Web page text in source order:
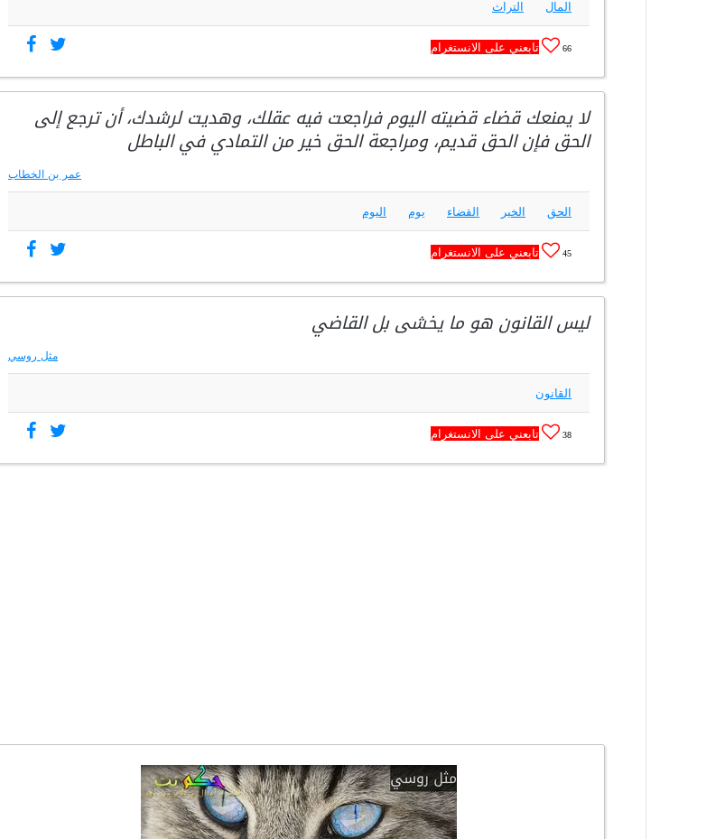
المال التراث
66 تابعني على الانستغرام
لا يمنعك قضاء قضيته اليوم فراجعت فيه عقلك، وهديت لرشدك، أن ترجع إلى
الحق فإن الحق قديم، ومراجعة الحق خير من التمادي في الباطل
عمر بن الخطاب
الحق الخير القضاء يوم اليوم
45 تابعني على الانستغرام
ليس القانون هو ما يخشى بل القاضي
مثل روسي
القانون
38 تابعني على الانستغرام